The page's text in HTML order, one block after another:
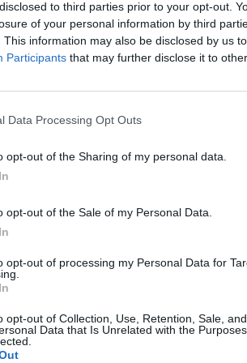
to third parties prior to your opt-out.
of your personal information by third
This information may also be disclosed by us
Participants that may further disclose it to
Data Processing Opt Outs
opt-out of the Sharing of my personal data.
opt-out of the Sale of my Personal Data.
opt-out of processing my Personal Data for
opt-out of Collection, Use, Retention, Sale,
Data that Is Unrelated with the
że Kościół powinien być
ludzkiej, sprawiedliwości oraz
którym także odzwierciedlają się
dla tego kontynentu dialogu
Indyjski kardynał podjął temat
Są oni ważnym ogniwem naszego
projekcie. Są dla nas pełnoprawnymi
i entuzjazm do pracy, do
stwierdził indyjski purpurat.